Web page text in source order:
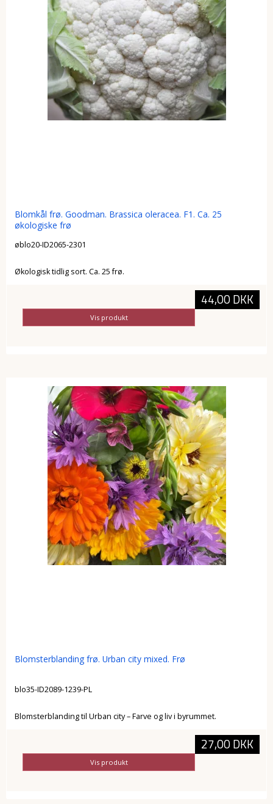
Blomkål frø. Goodman. Brassica oleracea. F1. Ca. 25
økologiske frø
øblo20-ID2065-2301
Økologisk tidlig sort. Ca. 25 frø.
44,00 DKK
Vis produkt
Blomsterblanding frø. Urban city mixed. Frø
blo35-ID2089-1239-PL
Blomsterblanding til Urban city – Farve og liv i byrummet.
27,00 DKK
Vis produkt